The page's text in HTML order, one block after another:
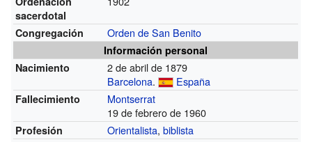
sacerdotal
Congregación Orden de San Benito
Información personal
Nacimiento
2 de abril de 1879
Barcelona. España
Fallecimiento
Montserrat
19 de febrero de 1960
Profesión Orientalista,biblista